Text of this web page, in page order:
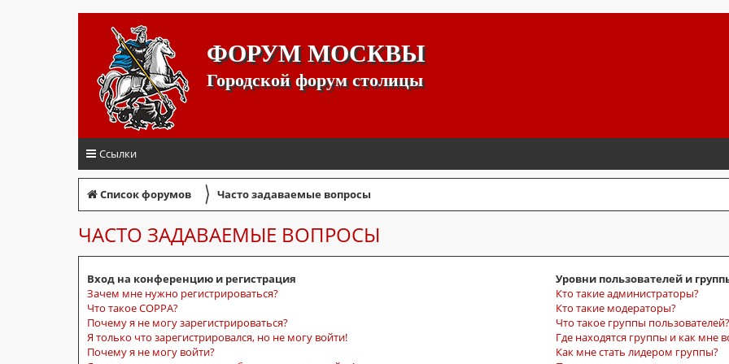
ФОРУМ МОСКВЫ
Городской форум столицы
Ссылки
Список форумов 〉 Часто задаваемые вопросы
ЧАСТО ЗАДАВАЕМЫЕ ВОПРОСЫ
Вход на конференцию и регистрация
Зачем мне нужно регистрироваться?
Что такое COPPA?
Почему я не могу зарегистрироваться?
Я только что зарегистрировался, но не могу войти!
Почему я не могу войти?
Уровни пользователей и
Кто такие администраторы?
Кто такие модераторы?
Что такое группы пользователей?
Где находятся группы и как мне
Как мне стать лидером группы?